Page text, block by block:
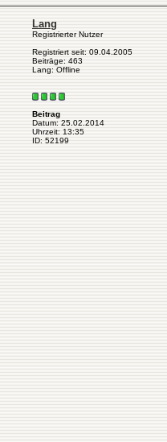
Lang
Registrierter Nutzer
Registriert seit: 09.04.2005
Beiträge: 463
Lang: Offline
Beitrag
Datum: 25.02.2014
Uhrzeit: 13:35
ID: 52199